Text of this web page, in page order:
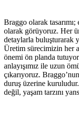
Braggo olarak
olarak görüyoruz. Her
detaylarla buluşturarak
Üretim sürecimizin her
önemi ön planda
anlayışımız ile uzun
çıkarıyoruz.
duruş üzerine
değil, yaşam tarzını